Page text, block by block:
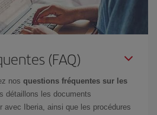
(FAQ)
nos questions fréquentes sur les
détaillons les documents
avec Iberia, ainsi que les procédures